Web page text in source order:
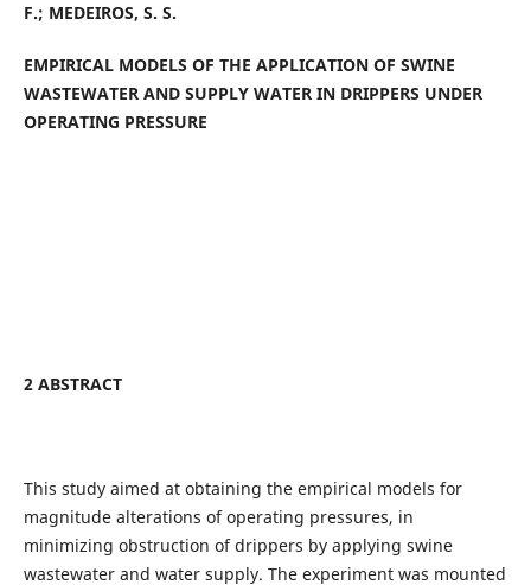
F.; MEDEIROS, S. S.
EMPIRICAL MODELS OF THE APPLICATION OF SWINE
WASTEWATER AND SUPPLY WATER IN DRIPPERS UNDER
OPERATING PRESSURE
2 ABSTRACT
This study aimed at obtaining the empirical models for
magnitude alterations of operating pressures, in
minimizing obstruction of drippers by applying swine
wastewater and water supply. The experiment was mounted